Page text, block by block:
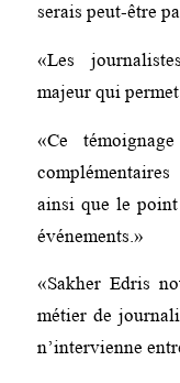
serais peut-être
«Les
majeur qui
«Ce
ainsi que le
événements.»
«Sakher Edris
métier de
n’intervienne